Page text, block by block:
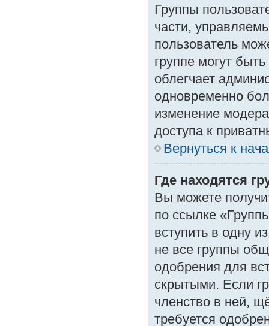
Группы
части,
пользователь
группе могут
облегчает
одновременно
изменение
доступа к
Вернуться к
Где находятся
Вы можете
по ссылке
вступить в одну
не все группы
одобрения для
скрытыми. Если
членство в ней,
требуется